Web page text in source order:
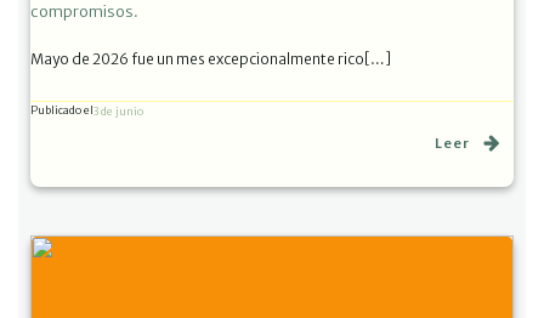
compromisos.
Mayo de 2026 fue un mes excepcionalmente rico[…]
Publicado el 3 de junio
Leer